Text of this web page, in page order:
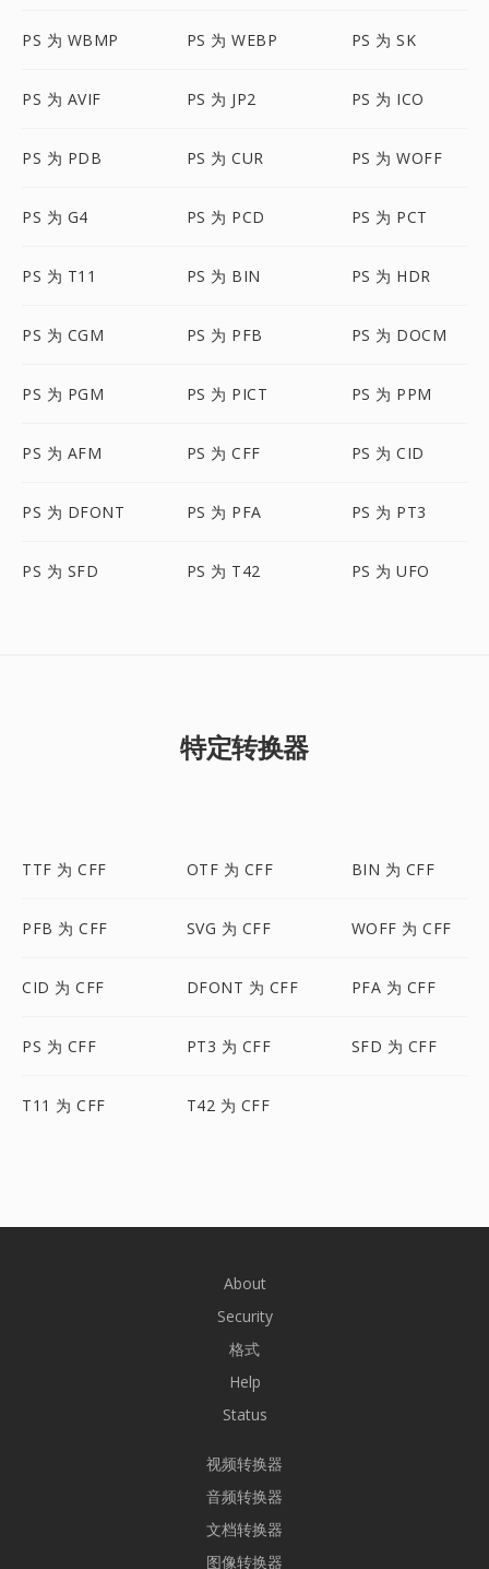
PS 为 WBMP PS 为 WEBP PS 为 SK
PS 为 AVIF PS 为 JP2 PS 为 ICO
PS 为 PDB PS 为 CUR PS 为 WOFF
PS 为 G4 PS 为 PCD PS 为 PCT
PS 为 T11 PS 为 BIN PS 为 HDR
PS 为 CGM PS 为 PFB PS 为 DOCM
PS 为 PGM PS 为 PICT PS 为 PPM
PS 为 AFM PS 为 CFF PS 为 CID
PS 为 DFONT PS 为 PFA PS 为 PT3
PS 为 SFD PS 为 T42 PS 为 UFO
特定转换器
TTF 为 CFF OTF 为 CFF BIN 为 CFF
PFB 为 CFF SVG 为 CFF WOFF 为 CFF
CID 为 CFF DFONT 为 CFF PFA 为 CFF
PS 为 CFF PT3 为 CFF SFD 为 CFF
T11 为 CFF T42 为 CFF
About
Security
格式
Help
Status
视频转换器
音频转换器
文档转换器
图像转换器